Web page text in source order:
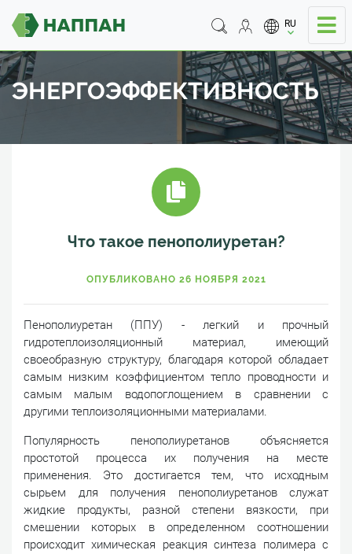
RU
ЭНЕРГОЭФФЕКТИВНОСТЬ
Что такое пенополиуретан?
ОПУБЛИКОВАНО 26 НОЯБРЯ 2021
Пенополиуретан (ППУ) - легкий и прочный
гидротеплоизоляционный материал, имеющий
своеобразную структуру, благодаря которой обладает
самым низким коэффициентом тепло проводности и
самым малым водопоглощением в сравнении с
другими теплоизоляционными материалами.
Популярность пенополиуретанов объясняется
простотой процесса их получения на месте
применения. Это достигается тем, что исходным
сырьем для получения пенополиуретанов служат
жидкие продукты, разной степени вязкости, при
смешении которых в определенном соотношении
происходит химическая реакция синтеза полимера с